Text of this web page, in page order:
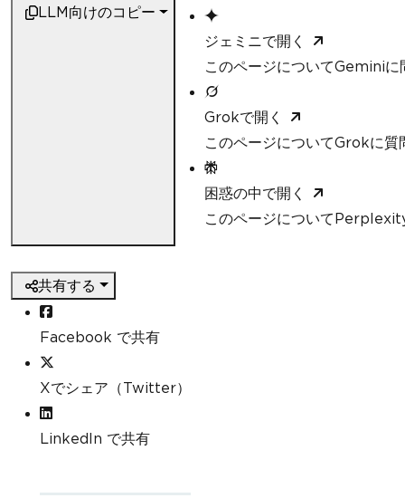
LLM向けのコピー
ジェミニで開く
このページについてGeminiに
Grokで開く
このページについてGrokに質
困惑の中で開く
このページについて
共有する
Facebook で共有
Xでシェア（Twitter）
LinkedIn で共有